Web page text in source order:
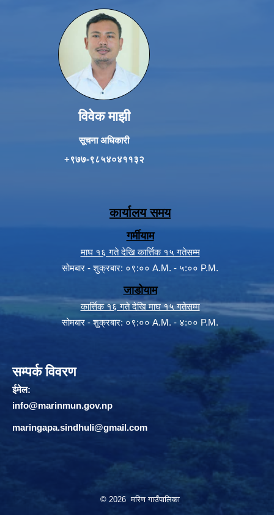
विवेक माझी
सूचना अधिकारी
+९७७-९८५४०४११३२
कार्यालय समय
गर्मीयाम
माघ १६ गते देखि कार्त्तिक १५ गतेसम्म
सोमबार - शुक्रबार: ०९:०० A.M. - ५:०० P.M.
जाडोयाम
कार्त्तिक १६ गते देखि माघ १५ गतेसम्म
सोमबार - शुक्रबार: ०९:०० A.M. - ४:०० P.M.
सम्पर्क विवरण
ईमेल:
info@marinmun.gov.np
maringapa.sindhuli@gmail.com
© 2026 मरिण गाउँपालिका